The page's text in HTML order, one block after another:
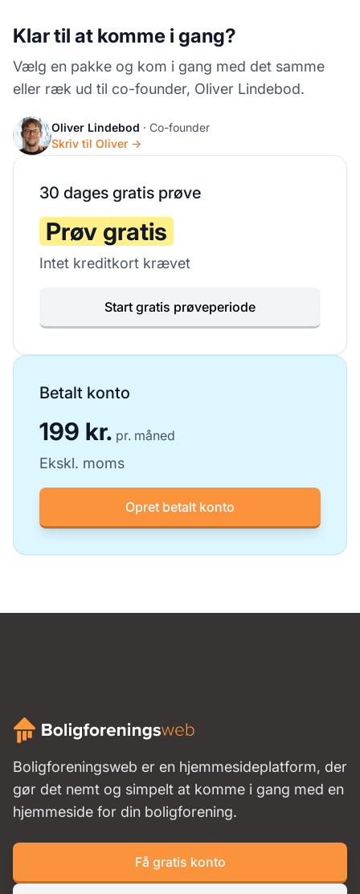
Klar til at komme i gang?
Vælg en pakke og kom i gang med det samme
eller ræk ud til co-founder, Oliver Lindebod.
Oliver Lindebod · Co-founder
Skriv til Oliver →
30 dages gratis prøve
Prøv gratis
Intet kreditkort krævet
Start gratis prøveperiode
Betalt konto
199 kr. pr. måned
Ekskl. moms
Opret betalt konto
Boligforeningsweb er en hjemmesideplatform, der
gør det nemt og simpelt at komme i gang med en
hjemmeside for din boligforening.
Få gratis konto